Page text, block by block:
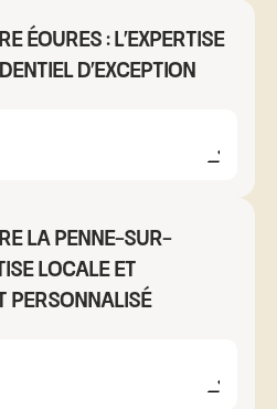
Éoures : l'expertise
d'exception
La Penne-sur-
locale et
personnalisé